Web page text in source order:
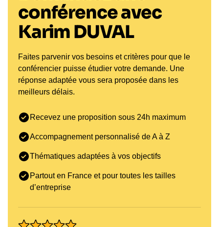
conférence avec
Karim DUVAL
Faites parvenir vos besoins et critères pour que le
conférencier puisse étudier votre demande. Une
réponse adaptée vous sera proposée dans les
meilleurs délais.
Recevez une proposition sous 24h maximum
Accompagnement personnalisé de A à Z
Thématiques adaptées à vos objectifs
Partout en France et pour toutes les tailles
d’entreprise